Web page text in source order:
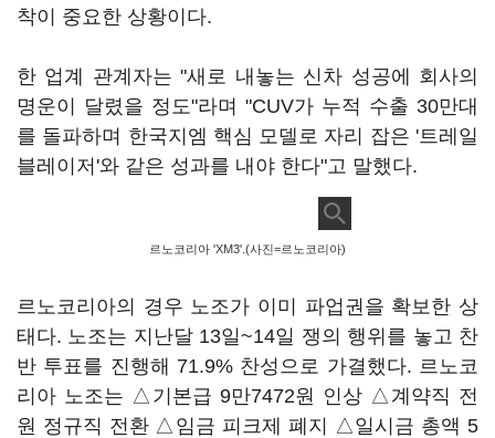
착이 중요한 상황이다.
한 업계 관계자는 "새로 내놓는 신차 성공에 회사의
명운이 달렸을 정도"라며 "CUV가 누적 수출 30만대
를 돌파하며 한국지엠 핵심 모델로 자리 잡은 '트레일
블레이저'와 같은 성과를 내야 한다"고 말했다.
르노코리아 'XM3'.(사진=르노코리아)
르노코리아의 경우 노조가 이미 파업권을 확보한 상
태다. 노조는 지난달 13일~14일 쟁의 행위를 놓고 찬
반 투표를 진행해 71.9% 찬성으로 가결했다. 르노코
리아 노조는 △기본급 9만7472원 인상 △계약직 전
원 정규직 전환 △임금 피크제 폐지 △일시금 총액 5